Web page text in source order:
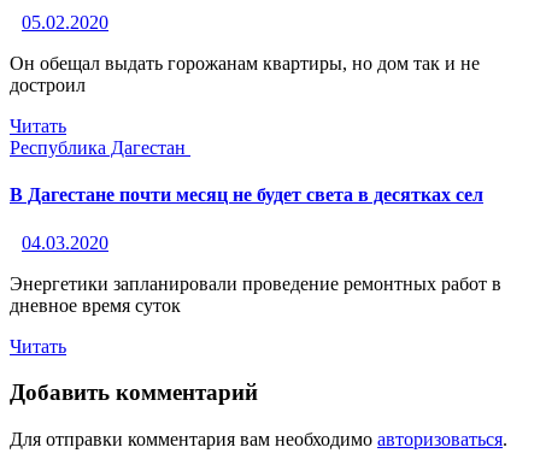
05.02.2020
Он обещал выдать горожанам квартиры, но дом так и не
достроил
Читать
Республика Дагестан
В Дагестане почти месяц не будет света в десятках сел
04.03.2020
Энергетики запланировали проведение ремонтных работ в
дневное время суток
Читать
Добавить комментарий
Для отправки комментария вам необходимо авторизоваться.